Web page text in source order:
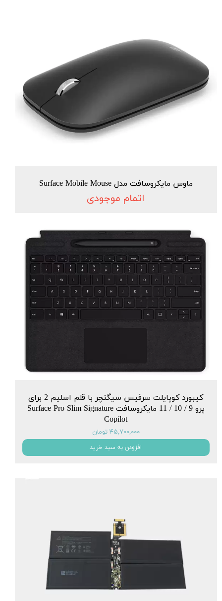
ماوس مایکروسافت مدل Surface Mobile Mouse
اتمام موجودی
کیبورد کوپایلت سرفیس سیگنچر با قلم اسلیم 2 برای
پرو 9 / 10 / 11 مایکروسافت Surface Pro Slim Signature
Copilot
۴۵,۷۰۰,۰۰۰ تومان
افزودن به سبد خرید